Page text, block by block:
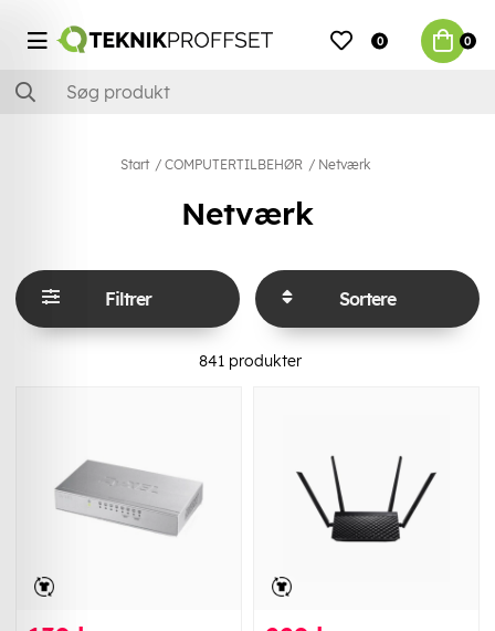
0 0
Start COMPUTERTILBEHØR Netværk
Netværk
Filtrer Sortere
841produkter